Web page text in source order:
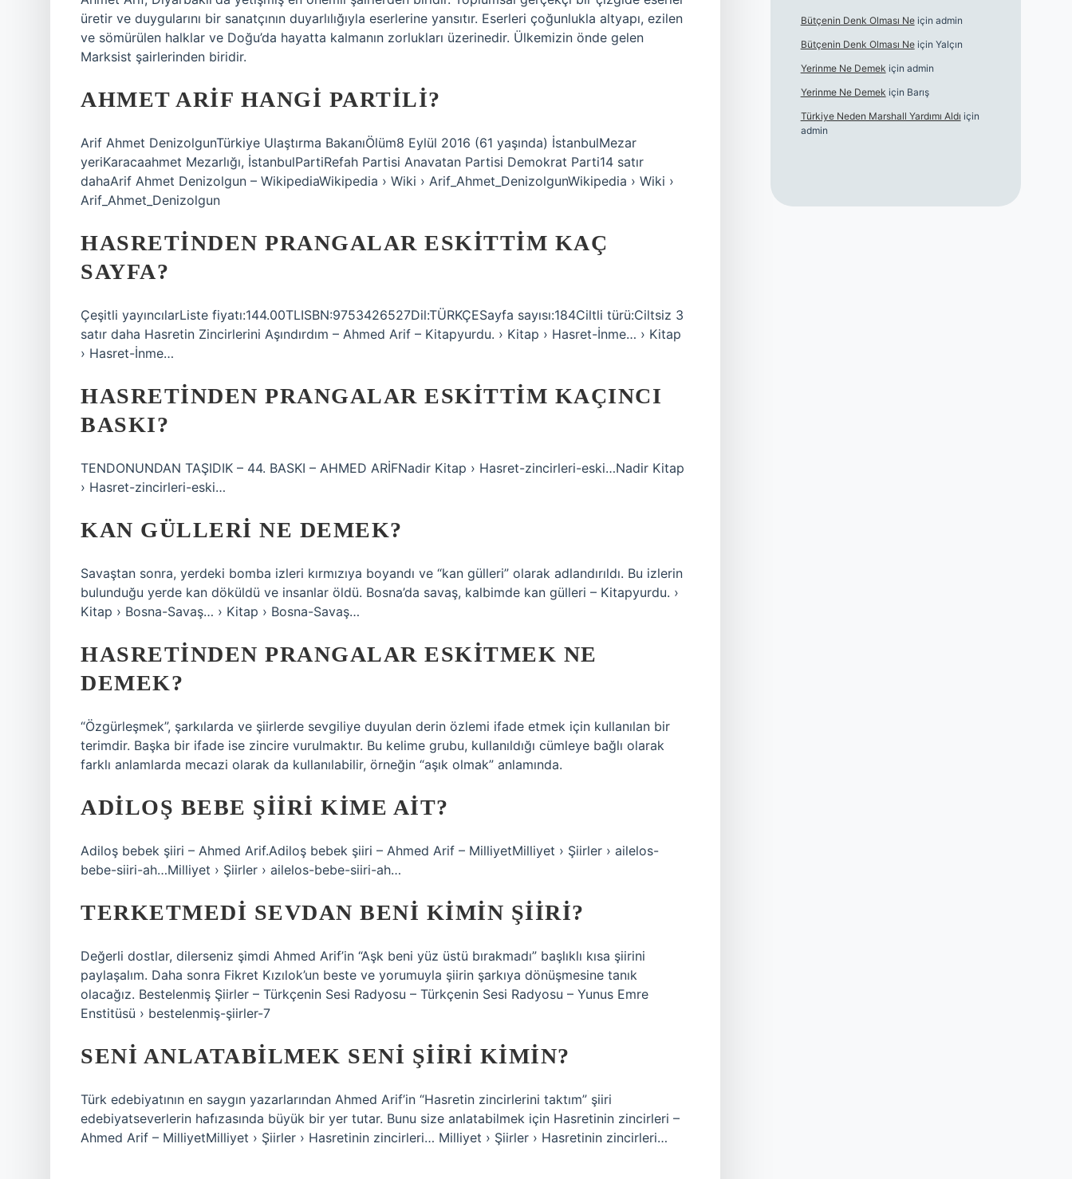
üretir ve duygularını bir sanatçının duyarlılığıyla eserlerine yansıtır. Eserleri çoğunlukla altyapı, ezilen
ve sömürülen halklar ve Doğu’da hayatta kalmanın zorlukları üzerinedir. Ülkemizin önde gelen
Marksist şairlerinden biridir.
AHMET ARIF HANGI PARTILI?
Arif Ahmet DenizolgunTürkiye Ulaştırma BakanıÖlüm8 Eylül 2016 (61 yaşında) İstanbulMezar
yeriKaracaahmet Mezarlığı, İstanbulPartiRefah Partisi Anavatan Partisi Demokrat Parti14 satır
dahaArif Ahmet Denizolgun – WikipediaWikipedia › Wiki › Arif_Ahmet_DenizolgunWikipedia › Wiki ›
Arif_Ahmet_Denizolgun
HASRETINDEN PRANGALAR ESKITTIM KAÇ
SAYFA?
Çeşitli yayıncılarListe fiyatı:144.00TLISBN:9753426527Dil:TÜRKÇESayfa sayısı:184Ciltli türü:Ciltsiz 3
satır daha Hasretin Zincirlerini Aşındırdım – Ahmed Arif – Kitapyurdu. › Kitap › Hasret-İnme… › Kitap
› Hasret-İnme…
HASRETINDEN PRANGALAR ESKITTIM KAÇINCI
BASKI?
TENDONUNDAN TAŞIDIK – 44. BASKI – AHMED ARİFNadir Kitap › Hasret-zincirleri-eski…Nadir Kitap
› Hasret-zincirleri-eski…
KAN GÜLLERI NE DEMEK?
Savaştan sonra, yerdeki bomba izleri kırmızıya boyandı ve “kan gülleri” olarak adlandırıldı. Bu izlerin
bulunduğu yerde kan döküldü ve insanlar öldü. Bosna’da savaş, kalbimde kan gülleri – Kitapyurdu. ›
Kitap › Bosna-Savaş… › Kitap › Bosna-Savaş…
HASRETINDEN PRANGALAR ESKITMEK NE
DEMEK?
“Özgürleşmek”, şarkılarda ve şiirlerde sevgiliye duyulan derin özlemi ifade etmek için kullanılan bir
terimdir. Başka bir ifade ise zincire vurulmaktır. Bu kelime grubu, kullanıldığı cümleye bağlı olarak
farklı anlamlarda mecazi olarak da kullanılabilir, örneğin “aşık olmak” anlamında.
ADILOŞ BEBE ŞIIRI KIME AIT?
Adiloş bebek şiiri – Ahmed Arif.Adiloş bebek şiiri – Ahmed Arif – MilliyetMilliyet › Şiirler › ailelos-
bebe-siiri-ah…Milliyet › Şiirler › ailelos-bebe-siiri-ah…
TERKETMEDI SEVDAN BENI KIMIN ŞIIRI?
Değerli dostlar, dilerseniz şimdi Ahmed Arif’in “Aşk beni yüz üstü bırakmadı” başlıklı kısa şiirini
paylaşalım. Daha sonra Fikret Kızılok’un beste ve yorumuyla şiirin şarkıya dönüşmesine tanık
olacağız. Bestelenmiş Şiirler – Türkçenin Sesi Radyosu – Türkçenin Sesi Radyosu – Yunus Emre
Enstitüsü › bestelenmiş-şiirler-7
SENI ANLATABILMEK SENI ŞIIRI KIMIN?
Türk edebiyatının en saygın yazarlarından Ahmed Arif’in “Hasretin zincirlerini taktım” şiiri
edebiyatseverlerin hafızasında büyük bir yer tutar. Bunu size anlatabilmek için Hasretinin zincirleri –
Ahmed Arif – MilliyetMilliyet › Şiirler › Hasretinin zincirleri… Milliyet › Şiirler › Hasretinin zincirleri…
Bütçenin Denk Olması Neiçin admin
Bütçenin Denk Olması Neiçin Yalçın
Yerinme Ne Demek için admin
Yerinme Ne Demek için Barış
Türkiye Neden Marshall Yardımı Aldı için
admin